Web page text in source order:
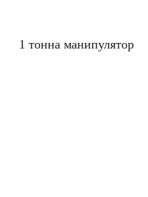
1 тонна манипулятор